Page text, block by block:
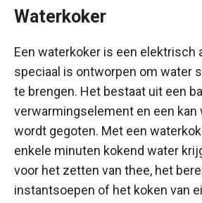
Waterkoker
Een waterkoker is een elektrisch
speciaal is ontworpen om water
te brengen. Het bestaat uit een
verwarmingselement en een kan
wordt gegoten. Met een
enkele minuten kokend water
voor het zetten van thee, het
instantsoepen of het koken van